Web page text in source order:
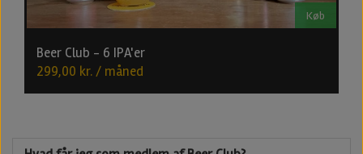
Køb
Beer Club - 6 IPA'er
299,00 kr. / måned